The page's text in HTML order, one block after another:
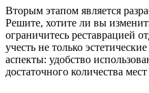
Вторым этапом является
Решите, хотите ли вы
ограничитесь реставрацией
учесть не только
аспекты: удобство
достаточного количества